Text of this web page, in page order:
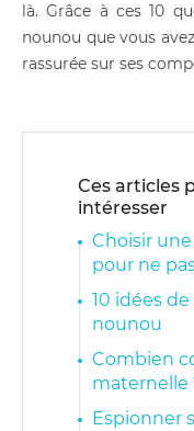
là. Grâce à ces 10
nounou que vous
rassurée sur ses
Ces articles
intéresser
Choisir
pour ne
10 idées
nounou
Combien
maternelle
Espionner